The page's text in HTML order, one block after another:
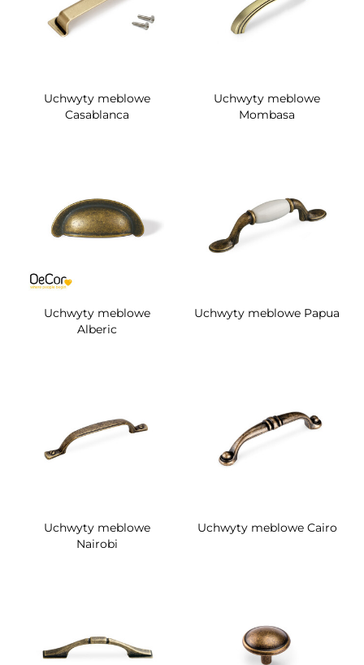
Uchwyty meblowe
Casablanca
Uchwyty meblowe
Mombasa
Uchwyty meblowe
Alberic
Uchwyty meblowe Papua
Uchwyty meblowe
Nairobi
Uchwyty meblowe Cairo